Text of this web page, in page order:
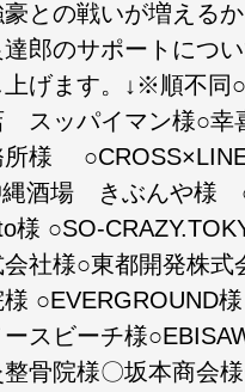
との戦いが増えるか
郎のサポートにつ
上げます。↓※順不同
スッパイマン様○幸
所様
縄酒場 きぶんや様
様 ○SO-
会社様○東都開発株式
様 ○EVERGROUND
スビーチ様
骨院様〇坂本商会